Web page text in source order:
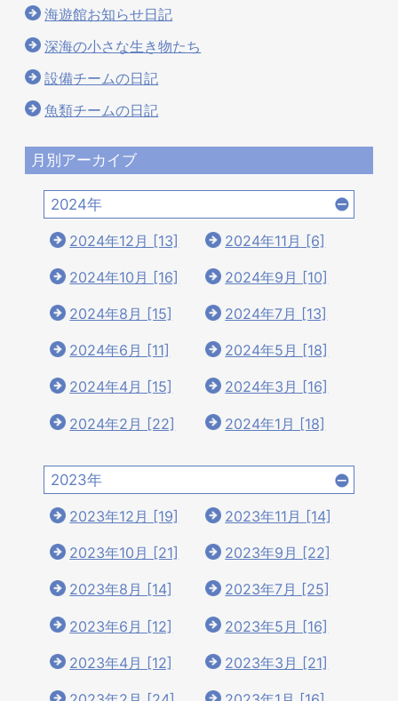
海遊館お知らせ日記
深海の小さな生き物たち
設備チームの日記
魚類チームの日記
月別アーカイブ
2024年
2024年12月 [13] 2024年11月 [6]
2024年10月 [16] 2024年9月 [10]
2024年8月 [15] 2024年7月 [13]
2024年6月 [11] 2024年5月 [18]
2024年4月 [15] 2024年3月 [16]
2024年2月 [22] 2024年1月 [18]
2023年
2023年12月 [19] 2023年11月 [14]
2023年10月 [21] 2023年9月 [22]
2023年8月 [14] 2023年7月 [25]
2023年6月 [12] 2023年5月 [16]
2023年4月 [12] 2023年3月 [21]